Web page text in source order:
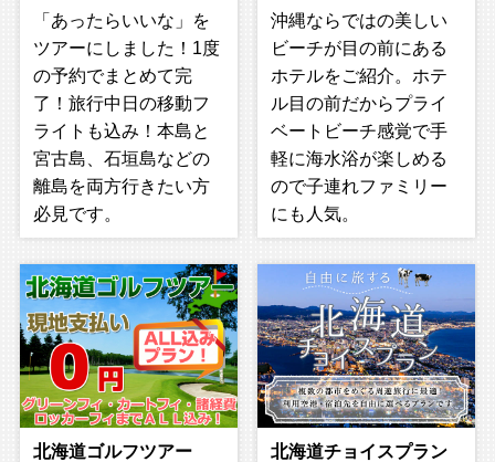
「あったらいいな」を
ツアーにしました！1度
の予約でまとめて完
了！旅行中日の移動フ
ライトも込み！本島と
宮古島、石垣島などの
離島を両方行きたい方
必見です。
沖縄ならではの美しい
ビーチが目の前にある
ホテルをご紹介。ホテ
ル目の前だからプライ
ベートビーチ感覚で手
軽に海水浴が楽しめる
ので子連れファミリー
にも人気。
北海道ゴルフツアー 北海道チョイスプラン